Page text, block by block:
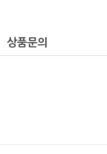
상품문의